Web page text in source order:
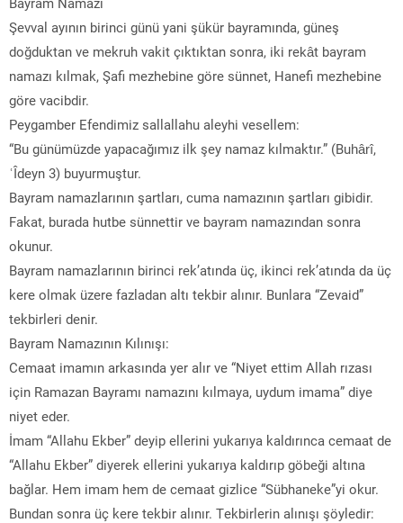
Şevval ayının birinci günü yani şükür bayramında, güneş
doğduktan ve mekruh vakit çıktıktan sonra, iki rekât bayram
namazı kılmak, Şafi mezhebine göre sünnet, Hanefi mezhebine
göre vacibdir.
Peygamber Efendimiz sallallahu aleyhi vesellem:
“Bu günümüzde yapacağımız ilk şey namaz kılmaktır.” (Buhârî,
ʿÎdeyn 3) buyurmuştur.
Bayram namazlarının şartları, cuma namazının şartları gibidir.
Fakat, burada hutbe sünnettir ve bayram namazından sonra
okunur.
Bayram namazlarının birinci rek’atında üç, ikinci rek’atında da üç
kere olmak üzere fazladan altı tekbir alınır. Bunlara “Zevaid”
tekbirleri denir.
Bayram Namazının Kılınışı:
Cemaat imamın arkasında yer alır ve “Niyet ettim Allah rızası
için Ramazan Bayramı namazını kılmaya, uydum imama” diye
niyet eder.
İmam “Allahu Ekber” deyip ellerini yukarıya kaldırınca cemaat de
“Allahu Ekber” diyerek ellerini yukarıya kaldırıp göbeği altına
bağlar. Hem imam hem de cemaat gizlice “Sübhaneke”yi okur.
Bundan sonra üç kere tekbir alınır. Tekbirlerin alınışı şöyledir: